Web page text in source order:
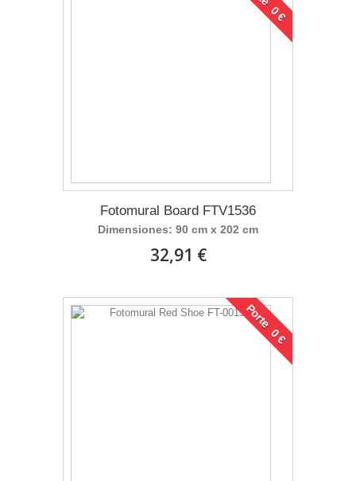
Fotomural Board FTV1536
Dimensiones: 90 cm x 202 cm
32,91 €
Porte 0 €